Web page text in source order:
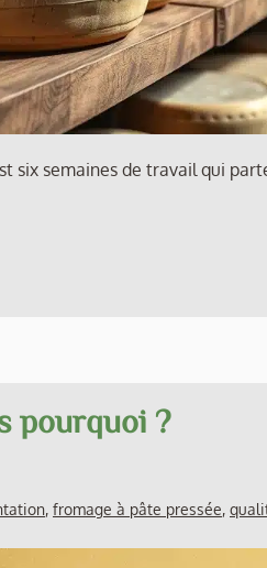
six semaines de travail qui
pourquoi ?
, fromage à pâte pressée,